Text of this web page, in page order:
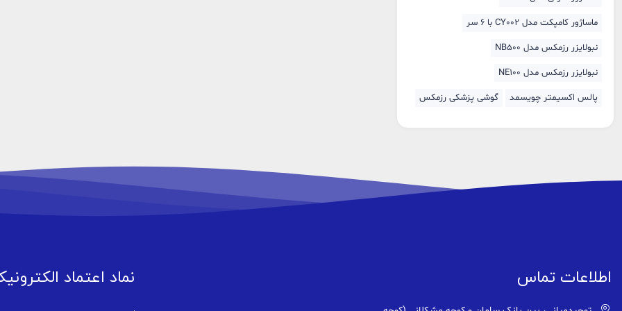
ماساژور کامپکت مدل CY002 با 6 سر
نبولایزر رزمکس مدل NB500
نبولایزر رزمکس مدل NE100
پالس اکسیمتر چویسمد
گوشی پزشکی رزمکس
اطلاعات تماس نماد اعتماد